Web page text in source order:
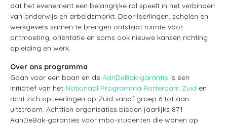
dat het evenement een belangrijke rol speelt in het verbinden
van onderwijs en arbeidsmarkt. Door leerlingen, scholen en
werkgevers samen te brengen ontstaat ruimte voor
ontmoeting, oriëntatie en soms ook nieuwe kansen richting
opleiding en werk.
Over ons programma
Gaan voor een baan en de AanDeBak-garantie is een
initiatief van het Nationaal Programma Rotterdam Zuid en
richt zich op leerlingen op Zuid vanaf groep 6 tot aan
uitstroom. Achttien organisaties bieden jaarlijks 871
AanDeBak-garanties voor mbo-studenten die wonen op